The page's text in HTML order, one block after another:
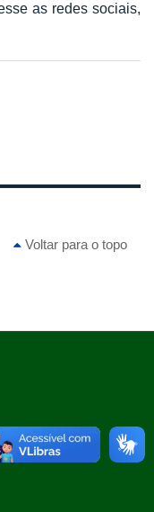
as redes sociais,
Voltar para o topo